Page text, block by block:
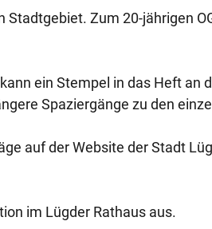
Zum 20-jährigen
ein Stempel in das Heft an
Spaziergänge zu den
auf der Website der Stadt
im Lügder Rathaus aus.